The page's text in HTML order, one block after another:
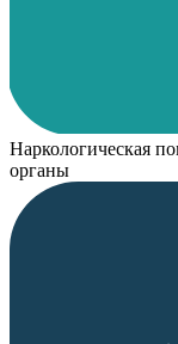
Наркологическая
органы